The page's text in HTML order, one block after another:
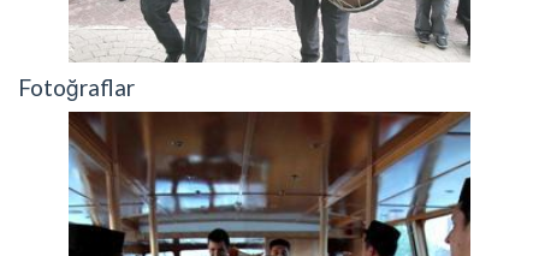
Fotoğraflar